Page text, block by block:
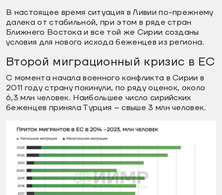
В настоящее время ситуация в Ливии по-прежнему
далека от стабильной, при этом в ряде стран
Ближнего Востока и все той же Сирии созданы
условия для нового исхода беженцев из региона.
Второй миграционный кризис в ЕС
С момента начала военного конфликта в Сирии в
2011 году страну покинули, по ряду оценок, около
6,3 млн человек. Наибольшее число сирийских
беженцев приняла Турция – свыше 3 млн человек.